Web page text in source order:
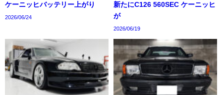
ケーニッヒバッテリー上がり
2026/06/24
新たにC126 560SEC ケーニッヒ
が
2026/06/19